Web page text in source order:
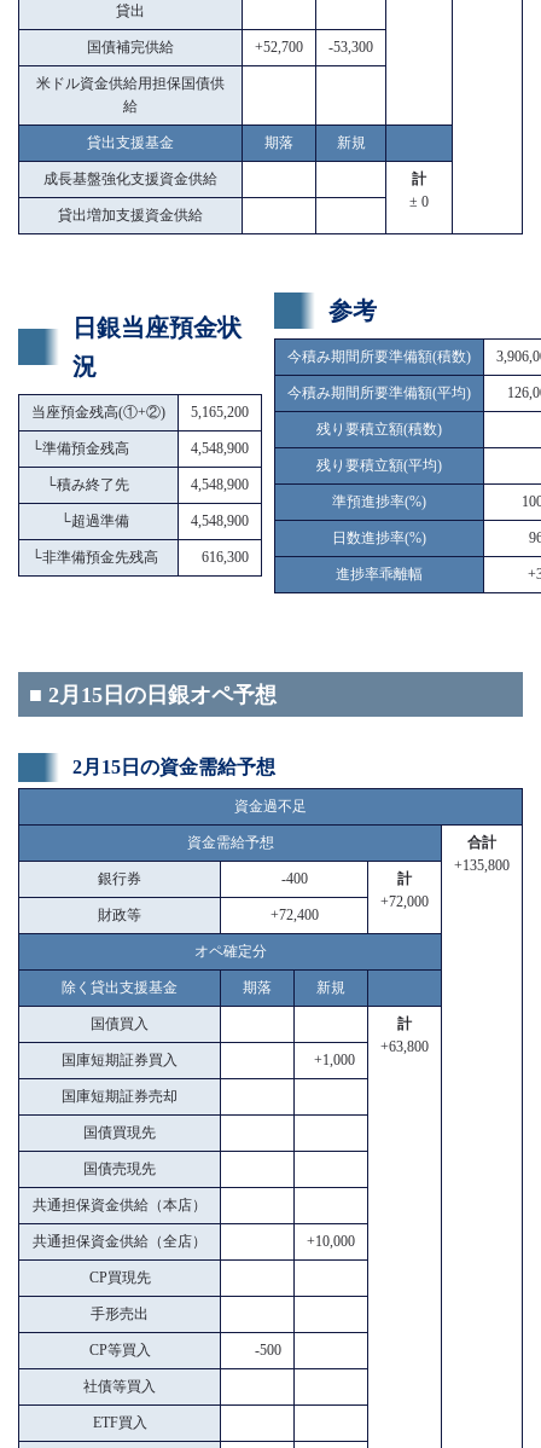
貸出
国債補完供給 +52,700 -53,300
米ドル資金供給用担保国債供
給
貸出支援基金 期落 新規
成長基盤強化支援資金供給
計
± 0
貸出増加支援資金供給
日銀当座預金状
況
当座預金残高(①+②) 5,165,200
└準備預金残高 4,548,900
└積み終了先 4,548,900
└超過準備 4,548,900
└非準備預金先残高 616,300
参考
今積み期間所要準備額(積数)
今積み期間所要準備額(平均)
残り要積立額(積数)
残り要積立額(平均)
準預進捗率(%)
日数進捗率(%)
進捗率乖離幅
■ 2月15日の日銀オペ予想
2月15日の資金需給予想
資金過不足
資金需給予想
合計
+135,800
銀行券 -400
計
+72,000
財政等 +72,400
オペ確定分
除く貸出支援基金 期落 新規
国債買入
計
+63,800
国庫短期証券買入 +1,000
国庫短期証券売却
国債買現先
国債売現先
共通担保資金供給（本店）
共通担保資金供給（全店） +10,000
CP買現先
手形売出
CP等買入 -500
社債等買入
ETF買入